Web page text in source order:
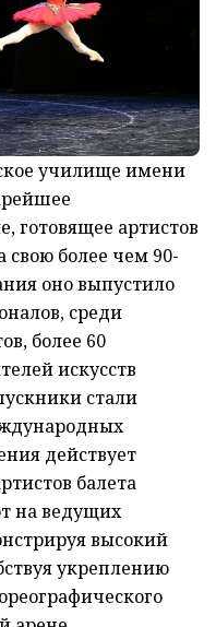
училище имени
готовящее артистов
свою более чем 90-
оно выпустило
среди
более 60
искусств
стали
действует
балета
на ведущих
высокий
укреплению